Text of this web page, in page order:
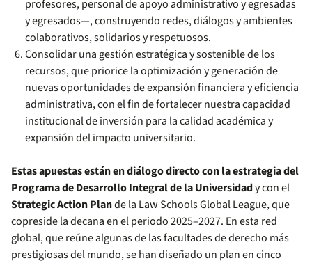
profesores, personal de apoyo administrativo y egresadas
y egresados—, construyendo redes, diálogos y ambientes
colaborativos, solidarios y respetuosos.
Consolidar una gestión estratégica y sostenible de los
recursos, que priorice la optimización y generación de
nuevas oportunidades de expansión financiera y eficiencia
administrativa, con el fin de fortalecer nuestra capacidad
institucional de inversión para la calidad académica y
expansión del impacto universitario.
Estas apuestas están en diálogo directo con la estrategia del
Programa de Desarrollo Integral de la Universidady con el
Strategic Action Plande la Law Schools Global League, que
copreside la decana en el periodo 2025–2027. En esta red
global, que reúne algunas de las facultades de derecho más
prestigiosas del mundo, se han diseñado un plan en cinco